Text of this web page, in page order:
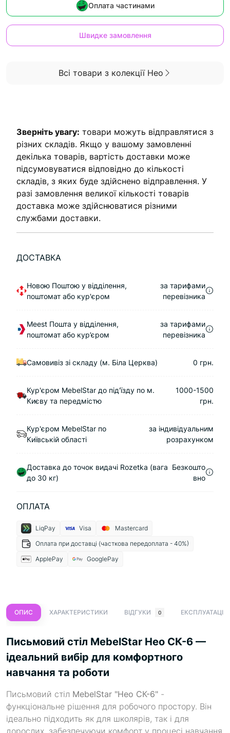
Оплата частинами
Швидке замовлення
Всі товари з колекції Нео
Зверніть увагу: товари можуть відправлятися з
різних складів. Якщо у вашому замовленні
декілька товарів, вартість доставки може
підсумовуватися відповідно до кількості
складів, з яких буде здійснено відправлення. У
разі замовлення великої кількості товарів
доставка може здійснюватися різними
службами доставки.
ДОСТАВКА
Новою Поштою у відділення,
поштомат або кур'єром
за тарифами
перевізника
Meest Пошта у відділення,
поштомат або кур’єром
за тарифами
перевізника
Самовивіз зі складу (м. Біла Церква) 0 грн.
Кур'єром MebelStar до під'їзду по м.
Києву та передмістю
1000-1500
грн.
Кур'єром MebelStar по
Київській області
за індивідуальним
розрахунком
Доставка до точок видачі Rozetka (вага
до 30 кг)
Безкошто
вно
ОПЛАТА
LiqPay Visa
Mastercard
Оплата при доставці (часткова передоплата - 40%)
ApplePay
GooglePay
ОПИС ХАРАКТЕРИСТИКИ ВІДГУКИ 0 ЕКСПЛУАТАЦІЯ
Письмовий стіл MebelStar Нео СК-6 —
ідеальний вибір для комфортного
навчання та роботи
Письмовий стіл MebelStar "Нео СК-6" -
функціональне рішення для робочого простору. Він
ідеально підходить як для школярів, так і для
дорослих, забезпечуючи комфорт у процесі навчання